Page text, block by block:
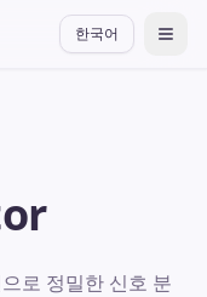
한국어 切换
로 정밀한 신호 분